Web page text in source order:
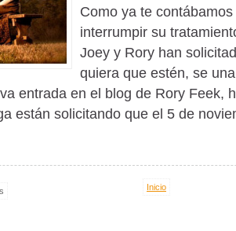
Como ya te
interrumpir su
Joey y Rory han
quiera que estén, se
entrada en el blog de Rory Feek,
están solicitando que el 5 de
Inicio